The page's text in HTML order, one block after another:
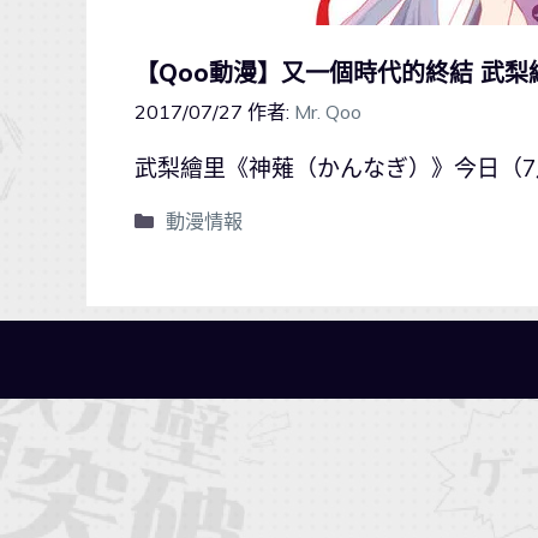
【Qoo動漫】又一個時代的終結 武
2017/07/27 作者: Mr. Qoo
武梨繪里《神薙（かんなぎ）》今日（
動漫情報